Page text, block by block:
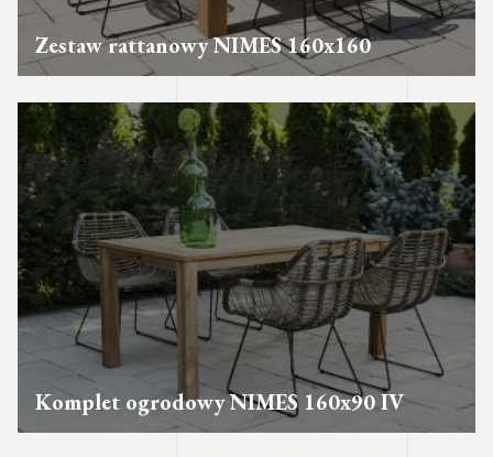
Zestaw rattanowy NIMES 160x160
Komplet ogrodowy NIMES 160x90 IV